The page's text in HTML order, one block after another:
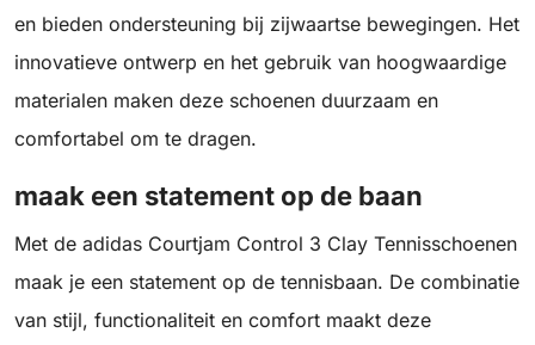
en bieden ondersteuning bij zijwaartse bewegingen. Het
innovatieve ontwerp en het gebruik van hoogwaardige
materialen maken deze schoenen duurzaam en
comfortabel om te dragen.
maak een statement op de baan
Met de adidas Courtjam Control 3 Clay Tennisschoenen
maak je een statement op de tennisbaan. De combinatie
van stijl, functionaliteit en comfort maakt deze